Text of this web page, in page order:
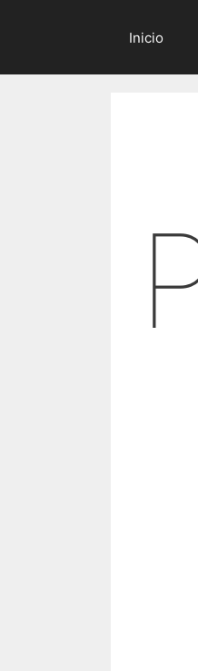
Inicio